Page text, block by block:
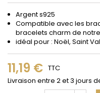
Argent s925
Compatible avec les
bracelets charm de
idéal pour : Noël, Saint
11,19 € TTC
Livraison entre 2 et 3 jours